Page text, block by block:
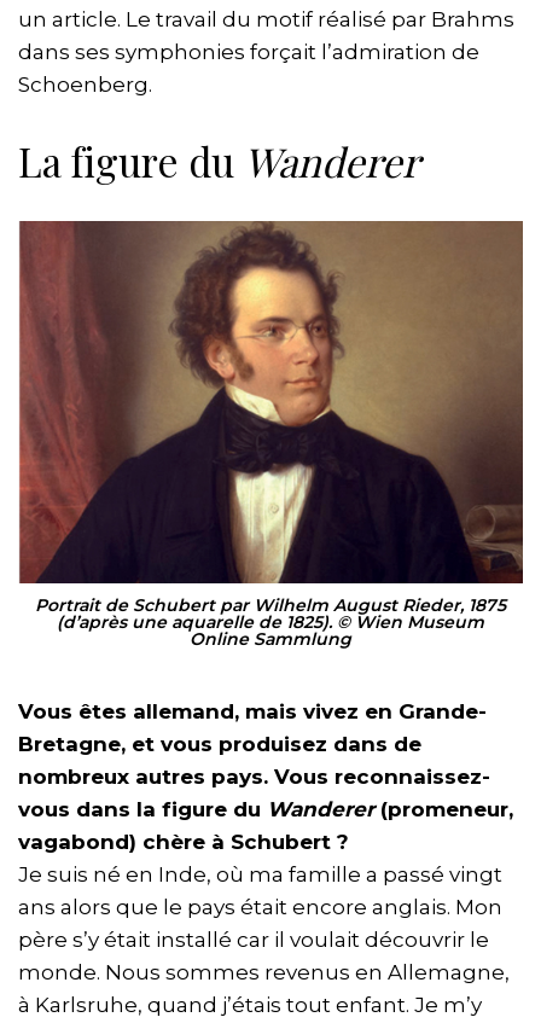
un article. Le travail du motif réalisé par Brahms
dans ses symphonies forçait l’admiration de
Schoenberg.
La figure du Wanderer
Portrait de Schubert par Wilhelm August Rieder, 1875
(d’après une aquarelle de 1825). © Wien Museum
Online Sammlung
Vous êtes allemand, mais vivez en Grande-
Bretagne, et vous produisez dans de
nombreux autres pays. Vous reconnaissez-
vous dans la figure du Wanderer (promeneur,
vagabond) chère à Schubert ?
Je suis né en Inde, où ma famille a passé vingt
ans alors que le pays était encore anglais. Mon
père s’y était installé car il voulait découvrir le
monde. Nous sommes revenus en Allemagne,
à Karlsruhe, quand j’étais tout enfant. Je m’y